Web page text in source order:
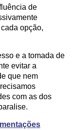
de
opção,
e a tomada de
evitar a
que nem
com as dos